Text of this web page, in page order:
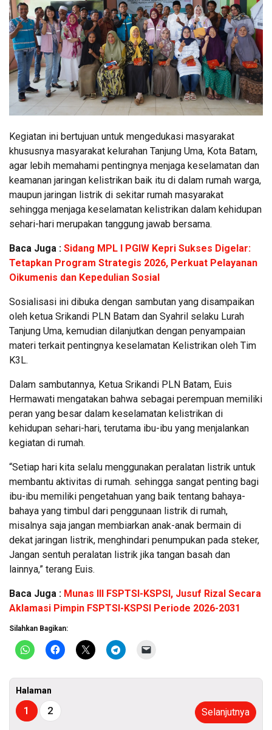
Kegiatan ini bertujuan untuk mengedukasi masyarakat
khususnya masyarakat kelurahan Tanjung Uma, Kota Batam,
agar lebih memahami pentingnya menjaga keselamatan dan
keamanan jaringan kelistrikan baik itu di dalam rumah warga,
maupun jaringan listrik di sekitar rumah masyarakat
sehingga menjaga keselamatan kelistrikan dalam kehidupan
sehari-hari merupakan tanggung jawab bersama.
Baca Juga : Sidang MPL I PGIW Kepri Sukses Digelar:
Tetapkan Program Strategis 2026, Perkuat Pelayanan
Oikumenis dan Kepedulian Sosial
Sosialisasi ini dibuka dengan sambutan yang disampaikan
oleh ketua Srikandi PLN Batam dan Syahril selaku Lurah
Tanjung Uma, kemudian dilanjutkan dengan penyampaian
materi terkait pentingnya keselamatan Kelistrikan oleh Tim
K3L.
Dalam sambutannya, Ketua Srikandi PLN Batam, Euis
Hermawati mengatakan bahwa sebagai perempuan memiliki
peran yang besar dalam keselamatan kelistrikan di
kehidupan sehari-hari, terutama ibu-ibu yang menjalankan
kegiatan di rumah.
“Setiap hari kita selalu menggunakan peralatan listrik untuk
membantu aktivitas di rumah. sehingga sangat penting bagi
ibu-ibu memiliki pengetahuan yang baik tentang bahaya-
bahaya yang timbul dari penggunaan listrik di rumah,
misalnya saja jangan membiarkan anak-anak bermain di
dekat jaringan listrik, menghindari penumpukan pada steker,
Jangan sentuh peralatan listrik jika tangan basah dan
lainnya,” terang Euis.
Baca Juga : Munas III FSPTSI-KSPSI, Jusuf Rizal Secara
Aklamasi Pimpin FSPTSI-KSPSI Periode 2026-2031
Silahkan Bagikan:
Halaman
1 2 Selanjutnya